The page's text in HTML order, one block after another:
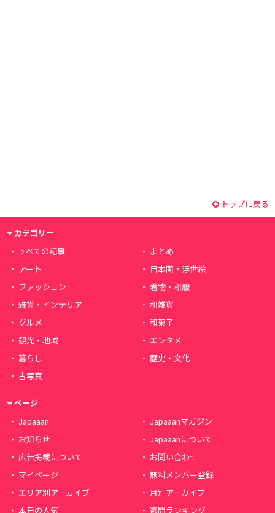
トップに戻る
カテゴリー
すべての記事
まとめ
アート
日本画・浮世絵
ファッション
着物・和服
雑貨・インテリア
和雑貨
グルメ
和菓子
観光・地域
エンタメ
暮らし
歴史・文化
古写真
ページ
Japaaan
Japaaanマガジン
お知らせ
Japaaanについて
広告掲載について
お問い合わせ
マイページ
無料メンバー登録
エリア別アーカイブ
月別アーカイブ
本日の人気
週間ランキング